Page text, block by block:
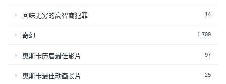
回味无穷的高智商犯罪 14
奇幻 1,709
奥斯卡历届最佳影片 97
奥斯卡最佳动画长片 25